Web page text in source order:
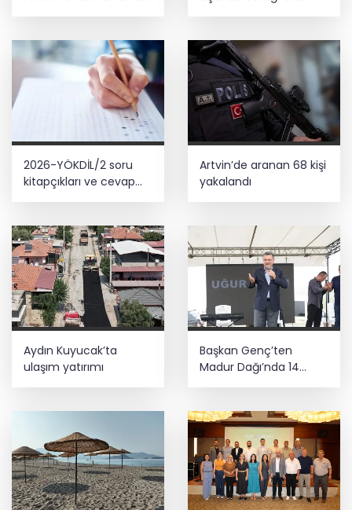
2026-YÖKDİL/2 soru
kitapçıkları ve cevap
Artvin’de aranan 68 kişi
yakalandı
Aydın Kuyucak’ta
ulaşım yatırımı
Başkan Genç’ten
Madur Dağı’nda 14
kilometrelik asfalt